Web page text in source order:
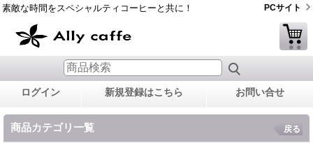
素敵な時間をスペシャルティコーヒーと共に！ PCサイト
ログイン 新規登録はこちら お問い合せ
商品カテゴリ一覧 戻る